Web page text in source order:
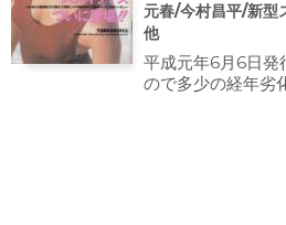
元春/今村昌平/新型
他
平成元年6月6日発
ので多少の経年劣